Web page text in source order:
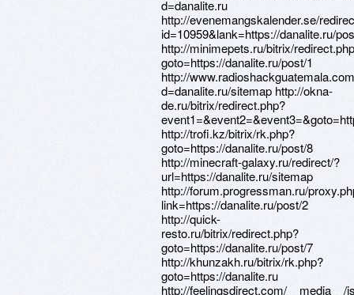
d=danalite.ru
http://evenemangskalender.se/
id=10959&lank=https://danalite.ru/
http://minimepets.ru/bitrix/
goto=https://danalite.ru/post/1
http://
d=danalite.ru/sitemap http://okna-
de.ru/bitrix/redirect.php?
http://trofi.kz/bitrix/rk.php?
goto=https://danalite.ru/post/8
http://minecraft-galaxy.ru/redirect/?
url=https://danalite.ru/sitemap
http://forum.progressman.ru/
link=https://danalite.ru/post/2
http://quick-
resto.ru/bitrix/redirect.php?
goto=https://danalite.ru/post/7
http://khunzakh.ru/bitrix/rk.php?
goto=https://danalite.ru
http://feelingsdirect.com/__media__/